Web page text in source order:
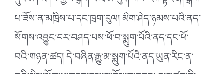
པ་ཟོས་ན་མཁྲིས་པ་དང་ཁྲག་རུལ། མིག་ཤེད་ཉམས་པའི་ནད་
སོགས་འབྱུང་བར་བཤད་པས་ཕོ་བ་སྨུག་པོའི་ནད་དང་ཕོ་
བའི་གཉན་ཚད། དེ་བཞིན་རྒྱུ་མ་སྨུག་པོའི་ནད་ཡུན་རིང་ན་